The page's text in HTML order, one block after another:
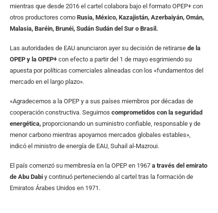
mientras que desde 2016 el cartel colabora bajo el formato OPEP+ con
otros productores como Rusia, México, Kazajistán, Azerbaiyán, Omán,
Malasia, Baréin, Brunéi, Sudán Sudán del Sur o Brasil.
Las autoridades de EAU anunciaron ayer su decisión de retirarse de la
OPEP y la OPEP+ con efecto a partir del 1 de mayo esgrimiendo su
apuesta por políticas comerciales alineadas con los «fundamentos del
mercado en el largo plazo».
«Agradecemos a la OPEP y a sus países miembros por décadas de
cooperación constructiva. Seguimos comprometidos con la seguridad
energética, proporcionando un suministro confiable, responsable y de
menor carbono mientras apoyamos mercados globales estables»,
indicó el ministro de energía de EAU, Suhail al-Mazroui.
El país comenzó su membresía en la OPEP en 1967 a través del emirato
de Abu Dabi y continuó perteneciendo al cartel tras la formación de
Emiratos Árabes Unidos en 1971.